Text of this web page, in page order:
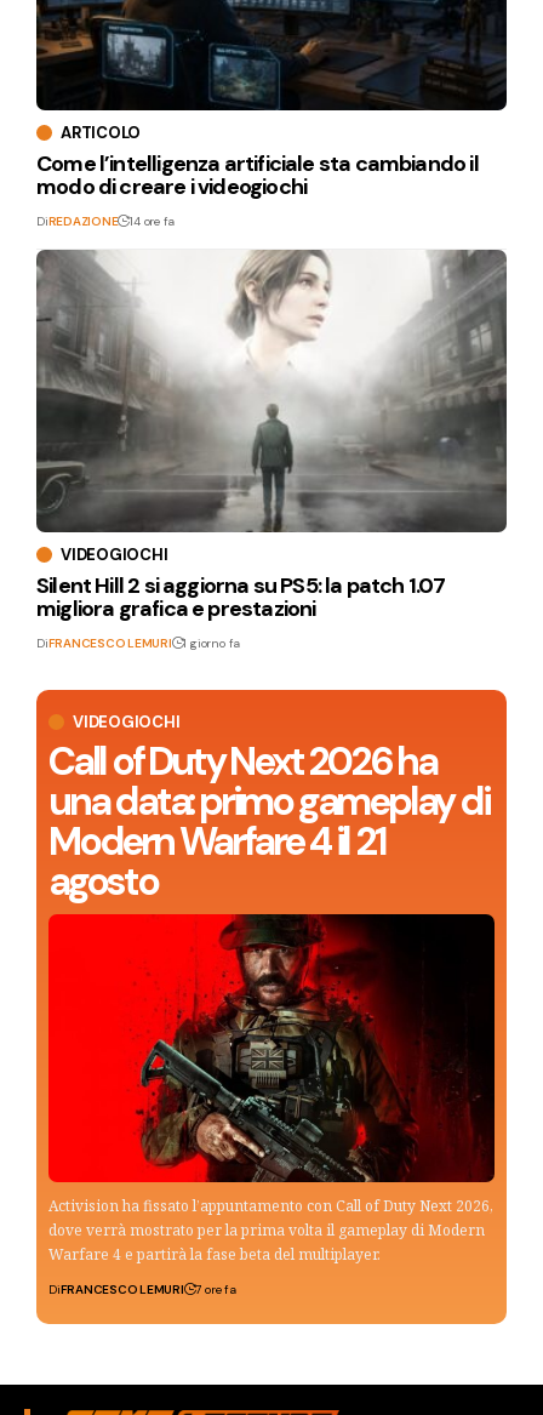
VIDEOGIOCHI
Call of Duty Next 2026 ha
una data: primo gameplay di
Modern Warfare 4 il 21
agosto
Activision ha fissato l’appuntamento con Call of Duty Next 2026,
dove verrà mostrato per la prima volta il gameplay di Modern
Warfare 4 e partirà la fase beta del multiplayer.
DiFRANCESCO LEMURI 7 ore fa
ARTICOLO
Come l’intelligenza artificiale sta cambiando il
modo di creare i videogiochi
DiREDAZIONE 14 ore fa
VIDEOGIOCHI
Silent Hill 2 si aggiorna su PS5: la patch 1.07
migliora grafica e prestazioni
DiFRANCESCO LEMURI 1 giorno fa